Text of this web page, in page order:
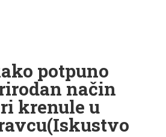
potpuno
način
krenule u